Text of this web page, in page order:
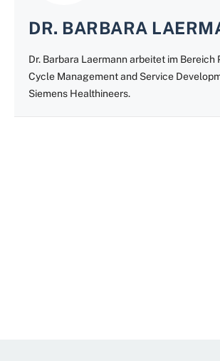
DR. BARBARA
Dr. Barbara Laermann arbeitet im Bereich
Cycle Management and Service
Siemens Healthineers.